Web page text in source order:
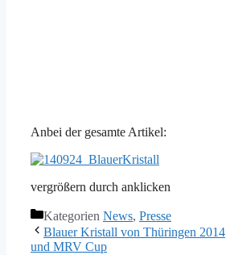
Anbei der gesamte Artikel:
vergrößern durch anklicken
Kategorien News, Presse
Blauer Kristall von Thüringen 2014
und MRV Cup